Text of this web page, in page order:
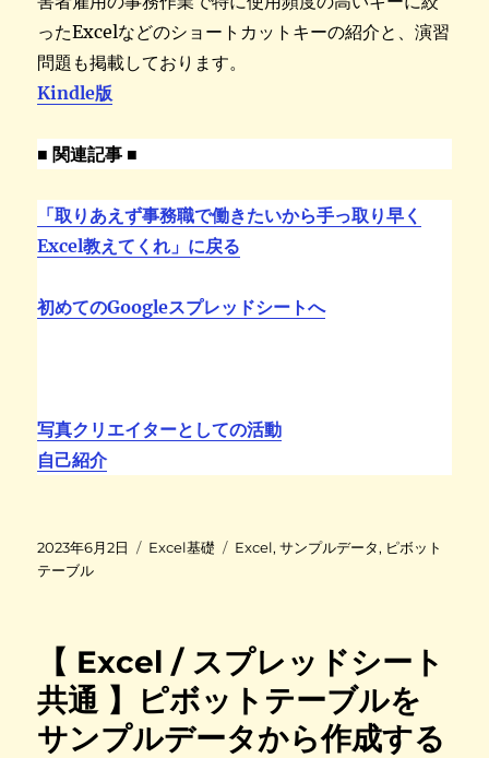
ったExcelなどのショートカットキーの紹介と、演習
問題も掲載しております。
Kindle版
■ 関連記事 ■
「取りあえず事務職で働きたいから手っ取り早く
Excel教えてくれ」に戻る
初めてのGoogleスプレッドシートへ
写真クリエイターとしての活動
自己紹介
投
稿
2023年6月2日
カ
Excel基礎
タ
Excel,サンプルデータ, ピボット
テーブル
【 Excel / スプレッドシート
共通 】ピボットテーブルを
サンプルデータから作成する